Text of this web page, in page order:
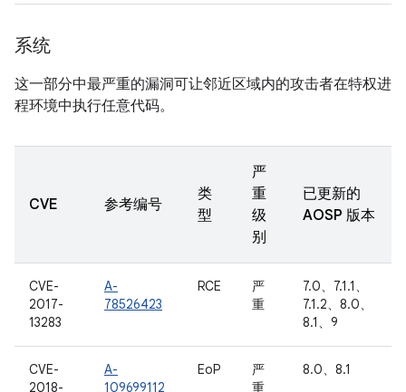
系统
这一部分中最严重的漏洞可让邻近区域内的攻击者在特权进
程环境中执行任意代码。
CVE 参考编号
类
型
严
重
级
别
已更新的
AOSP 版本
CVE-
2017-
13283
A-
78526423
RCE
严
重
7.0、7.1.1、
7.1.2、8.0、
8.1、9
CVE-
2018-
A-
109699112
EoP
严
重
8.0、8.1